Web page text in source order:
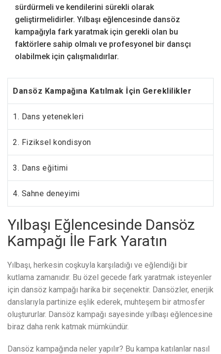
sürdürmeli ve kendilerini sürekli olarak
geliştirmelidirler. Yılbaşı eğlencesinde dansöz
kampağıyla fark yaratmak için gerekli olan bu
faktörlere sahip olmalı ve profesyonel bir dansçı
olabilmek için çalışmalıdırlar.
Dansöz Kampağına Katılmak İçin Gereklilikler
1. Dans yetenekleri
2. Fiziksel kondisyon
3. Dans eğitimi
4. Sahne deneyimi
Yılbaşı Eğlencesinde Dansöz
Kampağı İle Fark Yaratın
Yılbaşı, herkesin coşkuyla karşıladığı ve eğlendiği bir
kutlama zamanıdır. Bu özel gecede fark yaratmak isteyenler
için dansöz kampağı harika bir seçenektir. Dansözler, enerjik
danslarıyla partinize eşlik ederek, muhteşem bir atmosfer
oluştururlar. Dansöz kampağı sayesinde yılbaşı eğlencesine
biraz daha renk katmak mümkündür.
Dansöz kampağında neler yapılır? Bu kampa katılanlar nasıl